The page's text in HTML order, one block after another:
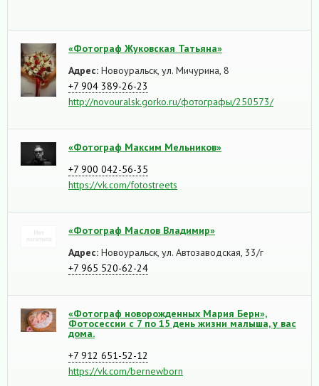
«Фотограф Жуковская Татьяна»
Адрес: Новоуральск, ул. Мичурина, 8
+7 904 389-26-23
http://novouralsk.gorko.ru/фотографы/250573/
«Фотограф Максим Мельников»
+7 900 042-56-35
https://vk.com/fotostreets
«Фотограф Маслов Владимир»
Адрес: Новоуральск, ул. Автозаводская, 33/г
+7 965 520-62-24
«Фотограф новорожденных Мария Берн»,
Фотосессии с 7 по 15 день жизни малыша, у вас
дома.
+7 912 651-52-12
https://vk.com/bernewborn